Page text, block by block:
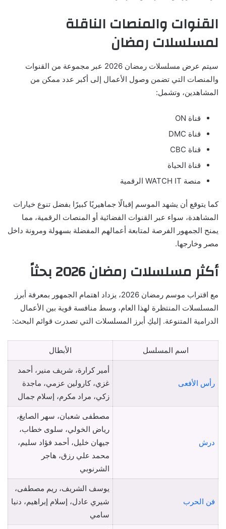
القنوات والمنصات الناقلة
لمسلسلات رمضان
سيتم عرض مسلسلات رمضان 2026 عبر مجموعة من القنوات
والمنصات التي تضمن وصول الأعمال إلى أكبر عدد ممكن من
المشاهدين، وتشمل:
قناة ON
قناة DMC
قناة CBC
قناة الحياة
منصة WATCH IT الرقمية
كما يتوقع أن يشهد الموسم إقبالًا جماهيريًا كبيرًا بفضل تنوع خيارات
المشاهدة، سواء عبر القنوات الفضائية أو المنصات الرقمية، مما
يمنح الجمهور الفرصة لمتابعة أعمالهم المفضلة بسهولة ومرونة داخل
مصر وخارجها.
أكثر مسلسلات رمضان 2026 بحثاً
مع اقتراب موسم رمضان 2026، يزداد اهتمام الجمهور بمعرفة أبرز
المسلسلات المنتظرة لهذا العام، وسط منافسة قوية بين الأعمال
الدرامية المتنوعة. إليكِ أبرز المسلسلات التي تصدرت قوائم البحث:
اسم المسلسل الأبطال
رأس الأفعى
أمير كرارة، شريف منير، أحمد
غزي، كارولين عزمي، ماجدة
زكي، مراد مكرم، إسلام جمال
درش
مصطفى شعبان، سهر الصايغ،
رياض الخولي، سلوى خطاب،
جيهان خليل، أحمد فؤاد سليم،
محمد علي رزق، هاجر
الشرنوبي
فن الحرب
يوسف الشريف، ريم مصطفى،
شيري عادل، إسلام إبراهيم، دنيا
سامي